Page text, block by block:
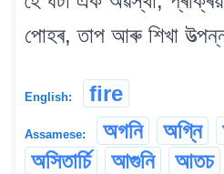
পোহৰ, তাপ আৰু শিখা
English: fire
Assamese: অগনি অগ্নি
অসিতাৰ্চি
আগুনি আতচ